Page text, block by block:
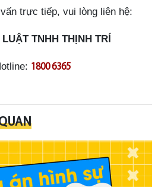
trực tiếp, vui lòng liên hệ:
TNHH THỊNH TRÍ
1800 6365